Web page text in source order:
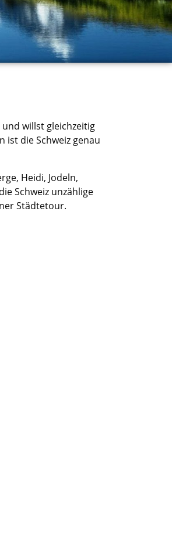
willst gleichzeitig
ist die Schweiz genau
Heidi, Jodeln,
Schweiz unzählige
Städtetour.